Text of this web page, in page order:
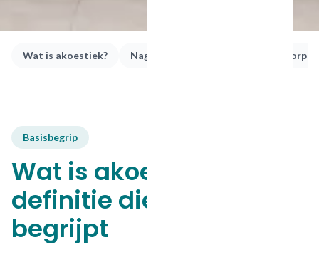
Wat is akoestiek? Nagalmtijd
Basisbegrip
Wat is akoestiek? De
definitie die u echt
begrijpt